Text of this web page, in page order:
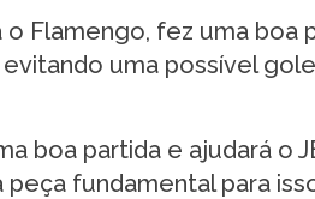
Flamengo, fez uma boa
uma possível
boa partida e ajudará o
fundamental para